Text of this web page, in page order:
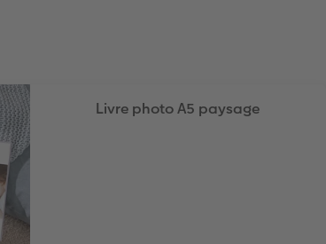
Livre photo A5 paysage